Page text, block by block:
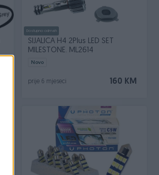
Dostupno odmah
SIJALICA H4 2Plus LED SET
MILESTONE. ML2614
Novo
160 KM
prije 6 mjeseci